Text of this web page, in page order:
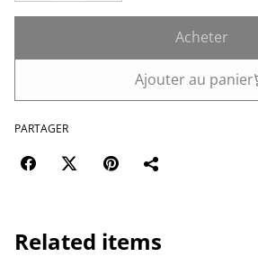
Acheter
Ajouter au panier
PARTAGER
Related items